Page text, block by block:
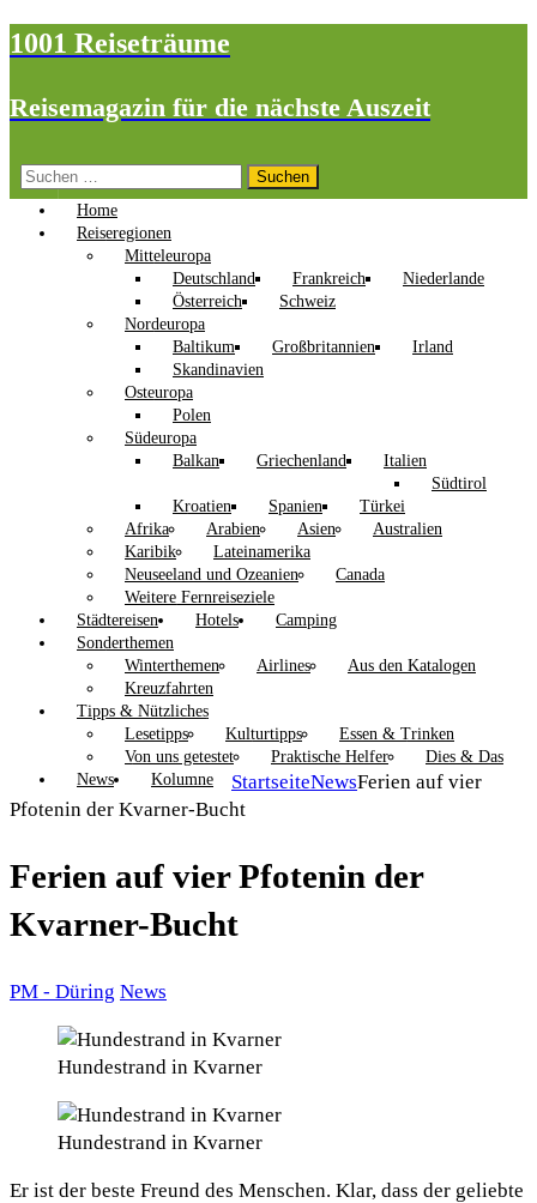
1001 Reiseträume
Reisemagazin für die nächste Auszeit
Suchen
nach:
Home
Reiseregionen
Mitteleuropa
Deutschland
Frankreich
Niederlande
Österreich
Schweiz
Nordeuropa
Baltikum
Großbritannien
Irland
Skandinavien
Osteuropa
Polen
Südeuropa
Balkan
Griechenland
Italien
Südtirol
Kroatien
Spanien
Türkei
Afrika
Arabien Asien
Australien
Karibik
Lateinamerika
Neuseeland und Ozeanien
Canada
Weitere Fernreiseziele
Städtereisen
Hotels
Camping
Sonderthemen
Winterthemen
Airlines
Aus den Katalogen
Kreuzfahrten
Tipps & Nützliches
Lesetipps
Kulturtipps
Essen & Trinken
Von uns getestet
Praktische Helfer
Dies & Das
News
Kolumne StartseiteNewsFerien auf vier
Pfotenin der Kvarner-Bucht
Ferien auf vier Pfotenin der
Kvarner-Bucht
PM - Düring News
Hundestrand in Kvarner
Hundestrand in Kvarner
Er ist der beste Freund des Menschen. Klar, dass der geliebte